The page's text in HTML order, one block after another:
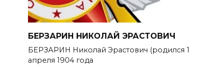
БЕРЗАРИН НИКОЛАЙ ЭРАСТОВИЧ
БЕРЗАРИН Николай Эрастович (родился 1
апреля 1904 года